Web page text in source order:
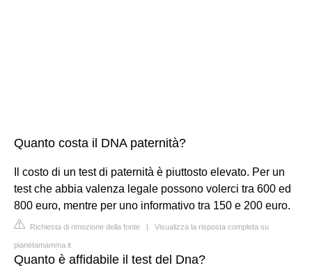
Quanto costa il DNA paternità?
Il costo di un test di paternità è piuttosto elevato. Per un
test che abbia valenza legale possono volerci tra 600 ed
800 euro, mentre per uno informativo tra 150 e 200 euro.
Richiesta di rimozione della fonte | Visualizza la risposta completa su
pianetamamma.it
Quanto è affidabile il test del Dna?